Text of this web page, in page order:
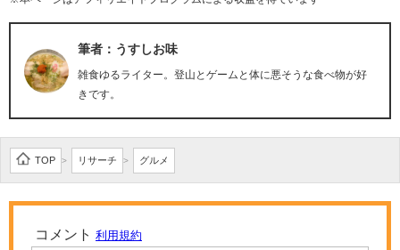
筆者：うすしお味
雑食ゆるライター。登山とゲームと体に悪そうな食べ物が好
きです。
TOP > リサーチ > グルメ